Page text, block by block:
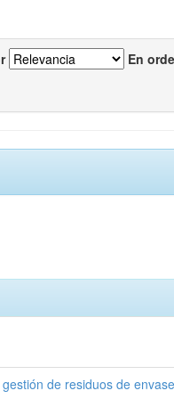
En
de residuos de